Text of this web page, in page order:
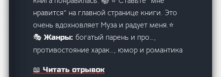
нравится” на главной странице книги. Это
очень вдохновляет Муза и радует меня.⭐
🎭 Жанры:богатый парень и про…,
противостояние харак…, юмор и романтика
📖 Читать отрывок